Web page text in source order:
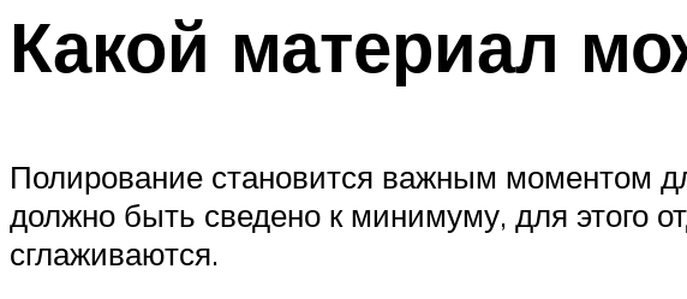
Какой материал
Полирование становится важным моментом
должно быть сведено к минимуму, для этого
сглаживаются.